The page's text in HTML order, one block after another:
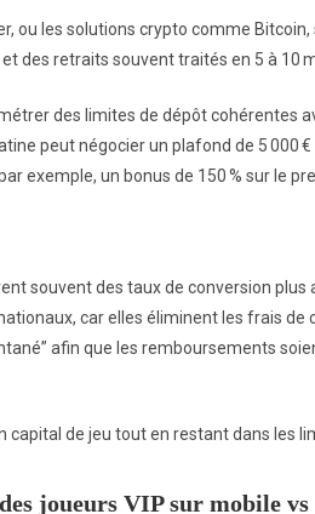
ou les solutions crypto comme
des retraits souvent traités en 5 à 10
des limites de dépôt cohérentes
peut négocier un plafond de 5 000
exemple, un bonus de 150 % sur le
souvent des taux de conversion plus
car elles éliminent les frais de
afin que les remboursements
de jeu tout en restant dans les
joueurs VIP sur mobile vs